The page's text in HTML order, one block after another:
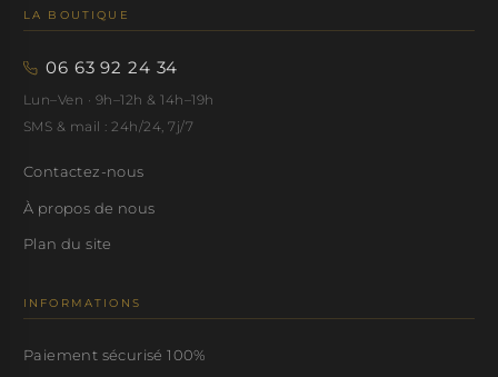
LA BOUTIQUE
06 63 92 24 34
Lun–Ven · 9h–12h & 14h–19h
SMS & mail : 24h/24, 7j/7
Contactez-nous
À propos de nous
Plan du site
INFORMATIONS
Paiement sécurisé 100%